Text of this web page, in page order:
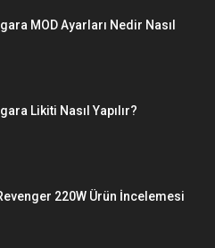
MOD Ayarları Nedir Nasıl
Likiti Nasıl Yapılır?
220W Ürün İncelemesi